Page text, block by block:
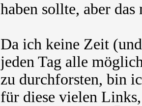
haben sollte, aber das
Da ich keine Zeit
jeden Tag alle
zu durchforsten, bin
für diese vielen